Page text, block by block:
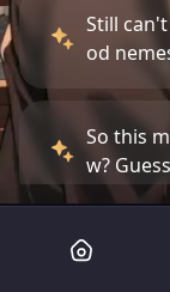
Still
od
So this
w?